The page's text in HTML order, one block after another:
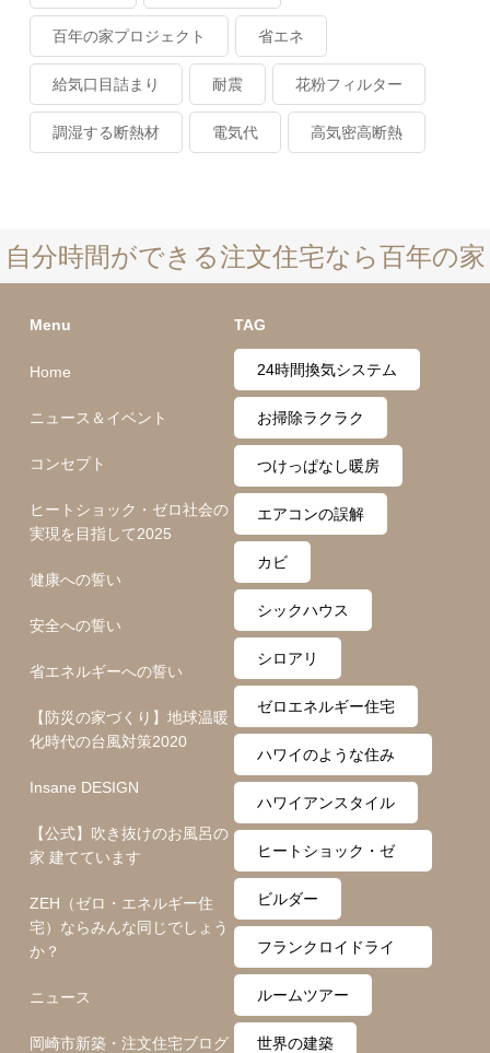
百年の家プロジェクト 省エネ
給気口目詰まり 耐震 花粉フィルター
調湿する断熱材 電気代 高気密高断熱
自分時間ができる注文住宅なら百年の家
Menu
Home
ニュース＆イベント
コンセプト
ヒートショック・ゼロ社会の
実現を目指して2025
健康への誓い
安全への誓い
省エネルギーへの誓い
【防災の家づくり】地球温暖
化時代の台風対策2020
Insane DESIGN
【公式】吹き抜けのお風呂の
家 建てています
ZEH（ゼロ・エネルギー住
宅）ならみんな同じでしょう
か？
ニュース
岡崎市新築・注文住宅ブログ
TAG
24時間換気システム
お掃除ラクラク
つけっぱなし暖房
エアコンの誤解
カビ
シックハウス
シロアリ
ゼロエネルギー住宅
ハワイのような住み
心地
ハワイアンスタイル
ヒートショック・ゼ
ロ月間
ビルダー
フランクロイドライ
ト
ルームツアー
世界の建築